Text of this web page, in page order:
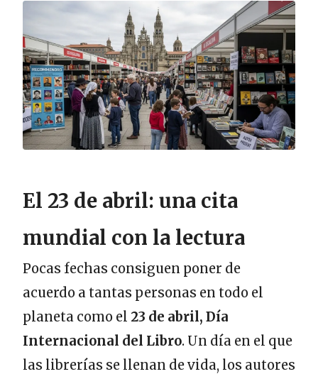
El 23 de abril: una cita
mundial con la lectura
Pocas fechas consiguen poner de
acuerdo a tantas personas en todo el
planeta como el 23 de abril, Día
Internacional del Libro. Un día en el que
las librerías se llenan de vida, los autores